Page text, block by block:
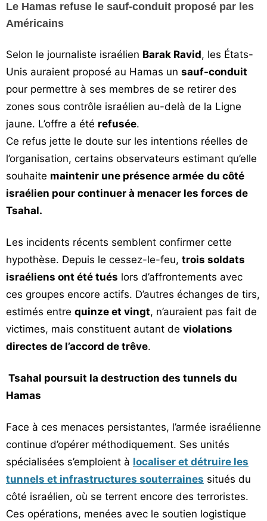
Le Hamas refuse le sauf-conduit proposé par les
Américains
Selon le journaliste israélien Barak Ravid, les États-
Unis auraient proposé au Hamas un sauf-conduit
pour permettre à ses membres de se retirer des
zones sous contrôle israélien au-delà de la Ligne
jaune. L’offre a été refusée.
Ce refus jette le doute sur les intentions réelles de
l’organisation, certains observateurs estimant qu’elle
souhaite maintenir une présence armée du côté
israélien pour continuer à menacer les forces de
Tsahal.
Les incidents récents semblent confirmer cette
hypothèse. Depuis le cessez-le-feu, trois soldats
israéliens ont été tués lors d’affrontements avec
ces groupes encore actifs. D’autres échanges de tirs,
estimés entre quinze et vingt, n’auraient pas fait de
victimes, mais constituent autant de violations
directes de l’accord de trêve.
Tsahal poursuit la destruction des tunnels du
Hamas
Face à ces menaces persistantes, l’armée israélienne
continue d’opérer méthodiquement. Ses unités
spécialisées s’emploient à localiser et détruire les
tunnels et infrastructures souterraines situés du
côté israélien, où se terrent encore des terroristes.
Ces opérations, menées avec le soutien logistique